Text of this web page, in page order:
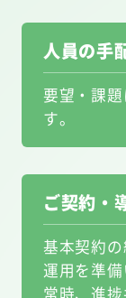
人員の手
要望・課
す。
ご契約・
基本契約
運用を準備
常時、進